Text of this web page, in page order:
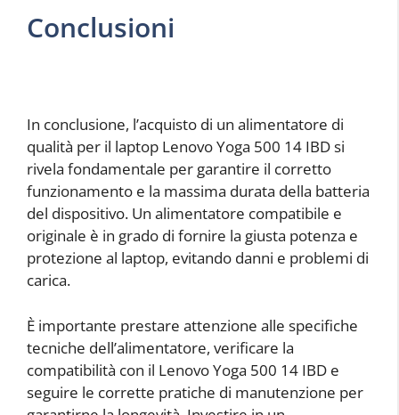
Conclusioni
In conclusione, l’acquisto di un alimentatore di
qualità per il laptop Lenovo Yoga 500 14 IBD si
rivela fondamentale per garantire il corretto
funzionamento e la massima durata della batteria
del dispositivo. Un alimentatore compatibile e
originale è in grado di fornire la giusta potenza e
protezione al laptop, evitando danni e problemi di
carica.
È importante prestare attenzione alle specifiche
tecniche dell’alimentatore, verificare la
compatibilità con il Lenovo Yoga 500 14 IBD e
seguire le corrette pratiche di manutenzione per